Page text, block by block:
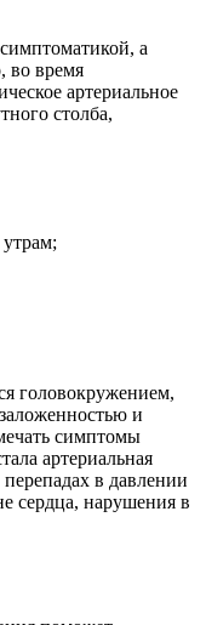
а
во время
артериальное
столба,
головокружением,
и
симптомы
артериальная
в давлении
сердца, нарушения в